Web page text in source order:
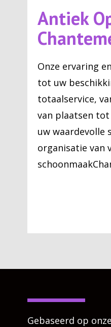
Antiek
Onze ervaring
tot uw
totaalservice,
van plaatsen tot
uw waardevolle
organisatie van
Gebaseerd op